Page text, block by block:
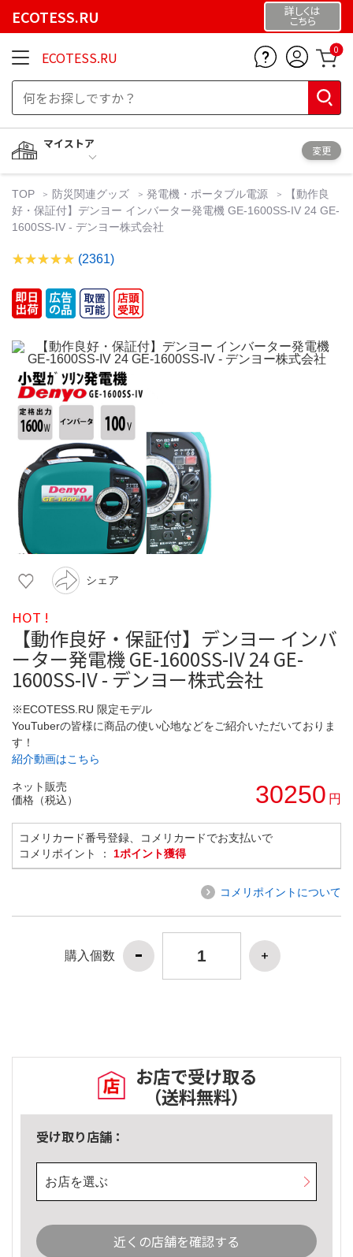
ECOTESS.RU 詳しくは
こちら
ECOTESS.RU 0
マイストア
変更
TOP 防災関連グッズ 発電機・ポータブル電源
【動作良
好・保証付】デンヨー インバーター発電機 GE-1600SS-IV 24 GE-
1600SS-IV - デンヨー株式会社
(2361)
シェア
HOT !
【動作良好・保証付】デンヨー インバ
ーター発電機 GE-1600SS-IV 24 GE-
1600SS-IV - デンヨー株式会社
※ECOTESS.RU 限定モデル
YouTuberの皆様に商品の使い心地などをご紹介いただいておりま
す！
紹介動画はこちら
ネット販売
価格（税込）
30250 円
コメリカード番号登録、コメリカードでお支払いで
コメリポイント ： 1ポイント獲得
コメリポイントについて
購入個数
お店で受け取る
（送料無料）
受け取り店舗：
お店を選ぶ
近くの店舗を確認する